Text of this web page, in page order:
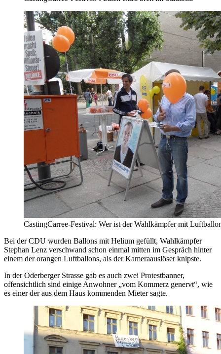
CastingCarree-Festival: Wer ist der Wahlkämpfer mit
Bei der CDU wurden Ballons mit Helium gefüllt, Wahlkämpfer
Stephan Lenz verschwand schon einmal mitten im Gespräch hinter
einem der orangen Luftballons, als der Kameraauslöser knipste.
In der Oderberger Strasse gab es auch zwei Protestbanner,
offensichtlich sind einige Anwohner „vom Kommerz genervt“, wie
es einer der aus dem Haus kommenden Mieter sagte.